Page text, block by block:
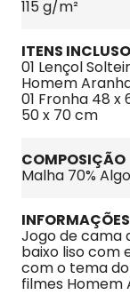
115 g/m²
ITENS
01 Lençol
Homem
01 Fronha 48
50 x 70 cm
COMPOSIÇÃO
Malha 70%
Jogo de cama
baixo liso com
com o tema
filmes Homem